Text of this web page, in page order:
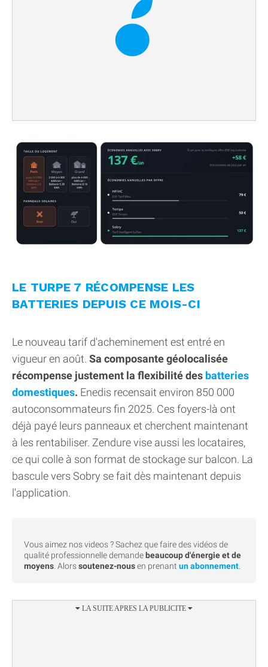
LE TURPE 7 RÉCOMPENSE LES
BATTERIES DEPUIS CE MOIS-CI
Le nouveau tarif d'acheminement est entré en
vigueur en août. Sa composante géolocalisée
récompense justement la flexibilité des batteries
domestiques. Enedis recensait environ 850 000
autoconsommateurs fin 2025. Ces foyers-là ont
déjà payé leurs panneaux et cherchent maintenant
à les rentabiliser. Zendure vise aussi les locataires,
ce qui colle à son format de stockage sur balcon. La
bascule vers Sobry se fait dès maintenant depuis
l'application.
Vous aimez nos videos ? Sachez que faire des vidéos de
qualité professionnelle demande beaucoup d'énergie et de
moyens. Alorssoutenez-nousen prenant un abonnement.